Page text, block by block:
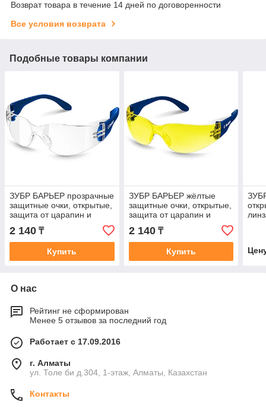
Возврат товара в течение 14 дней по договоренности
Все условия возврата
Подобные товары компании
ЗУБР БАРЬЕР прозрачные
защитные очки, открытые,
защита от царапин и
оптический класс 1,
2 140 ₸
Купить
ЗУБР БАРЬЕР жёлтые
защитные очки, открытые,
защита от царапин и
оптический класс 1,
2 140₸
Купить
О нас
Рейтинг не сформирован
Менее 5 отзывов за последний год
Работает с 17.09.2016
г. Алматы
ул. Толе би д.304, 1-этаж, Алматы, Казахстан
Контакты